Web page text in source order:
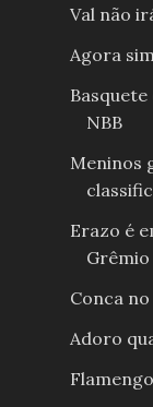
Val não
Agora
NBB
Meninos
Erazo é
Grêmio
Conca
Adoro